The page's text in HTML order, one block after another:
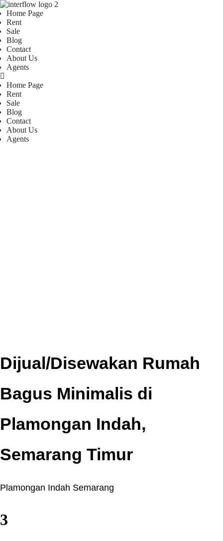
Home Page
Rent
Sale
Blog
Contact
About Us
Agents
Home Page
Rent
Sale
Blog
Contact
About Us
Agents
Dijual/Disewakan Rumah
Bagus Minimalis di
Plamongan Indah,
Semarang Timur
Plamongan Indah Semarang
3